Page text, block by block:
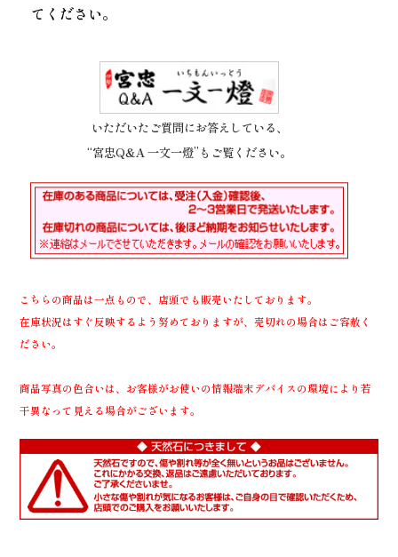
てください。
いただいたご質問にお答えしている、
“宮忠Q&A 一文一燈”もご覧ください。
こちらの商品は一点もので、店頭でも販売いたしております。
在庫状況はすぐ反映するよう努めておりますが、売切れの場合はご容赦く
ださい。
商品写真の色合いは、お客様がお使いの情報端末デバイスの環境により若
干異なって見える場合がございます。